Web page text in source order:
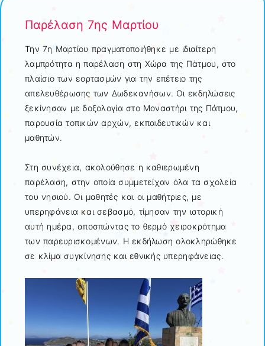
Παρέλαση 7ης Μαρτίου
Την 7η Μαρτίου πραγματοποιήθηκε με ιδιαίτερη
λαμπρότητα η παρέλαση στη Χώρα της Πάτμου, στο
πλαίσιο των εορτασμών για την επέτειο της
απελευθέρωσης των Δωδεκανήσων. Οι εκδηλώσεις
ξεκίνησαν με δοξολογία στο Μοναστήρι της Πάτμου,
παρουσία τοπικών αρχών, εκπαιδευτικών και
μαθητών.
Στη συνέχεια, ακολούθησε η καθιερωμένη
παρέλαση, στην οποία συμμετείχαν όλα τα σχολεία
του νησιού. Οι μαθητές και οι μαθήτριες, με
υπερηφάνεια και σεβασμό, τίμησαν την ιστορική
αυτή ημέρα, αποσπώντας το θερμό χειροκρότημα
των παρευρισκομένων. Η εκδήλωση ολοκληρώθηκε
σε κλίμα συγκίνησης και εθνικής υπερηφάνειας.